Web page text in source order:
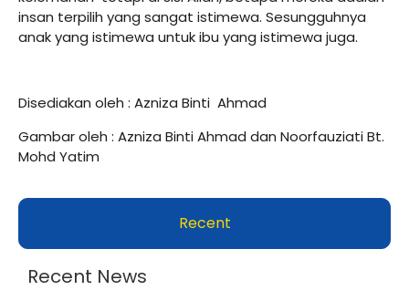
insan terpilih yang sangat istimewa. Sesungguhnya
anak yang istimewa untuk ibu yang istimewa juga.
Disediakan oleh : Azniza Binti Ahmad
Gambar oleh : Azniza Binti Ahmad dan Noorfauziati Bt.
Mohd Yatim
Recent
Recent News